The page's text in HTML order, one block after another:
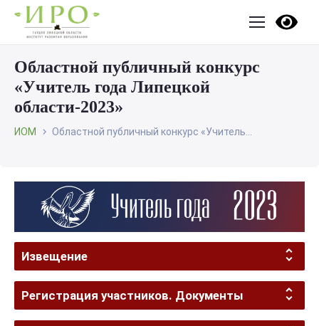
Областной публичный конкурс
«Учитель года Липецкой
области-2023»
ИОМ Областной публичный конкурс «Учитель...
Извещение
Регистрация участников. Документы